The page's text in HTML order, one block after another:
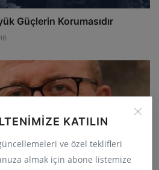
KATILIN
ve özel teklifleri
almak için abone listemize
Güçlerin Korumasıdır